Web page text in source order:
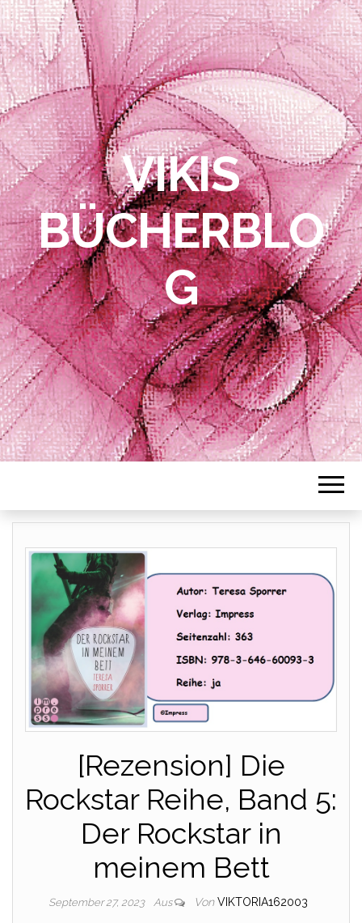
VIKIS
BÜCHERBLO
G
[Rezension] Die
Rockstar Reihe, Band 5:
Der Rockstar in
meinem Bett
September 27, 2023 Aus Von VIKTORIA162003